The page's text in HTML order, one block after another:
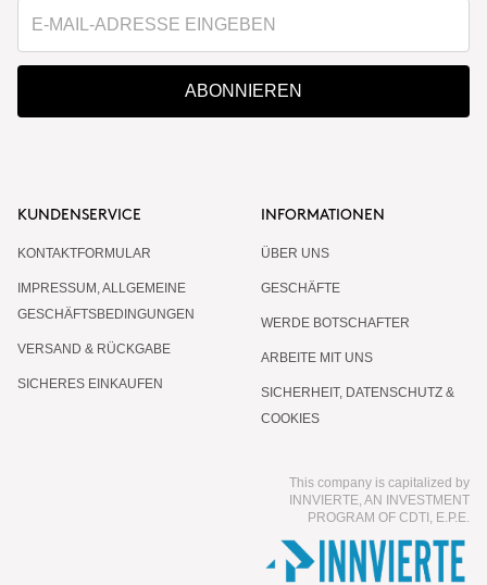
ABONNIEREN
KUNDENSERVICE
KONTAKTFORMULAR
IMPRESSUM, ALLGEMEINE
GESCHÄFTSBEDINGUNGEN
VERSAND & RÜCKGABE
SICHERES EINKAUFEN
INFORMATIONEN
ÜBER UNS
GESCHÄFTE
WERDE BOTSCHAFTER
ARBEITE MIT UNS
SICHERHEIT, DATENSCHUTZ &
COOKIES
This company is capitalized by
INNVIERTE, AN INVESTMENT
PROGRAM OF CDTI, E.P.E.